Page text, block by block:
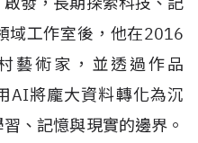
域工作室後，他在2016
藝術家，並透過作品
AI將龐大資料轉化為沉
、記憶與現實的邊界。